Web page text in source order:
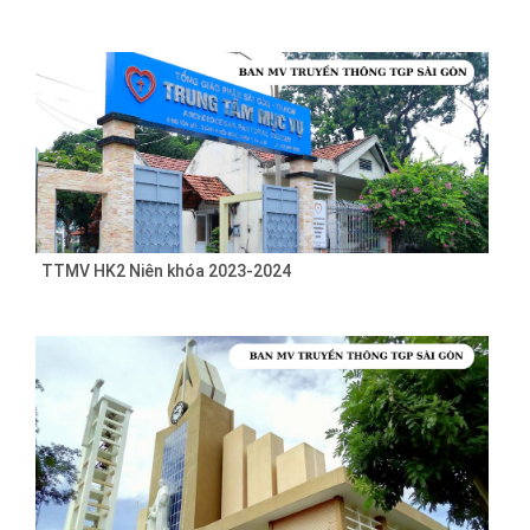
TTMV HK2 Niên khóa 2023-2024